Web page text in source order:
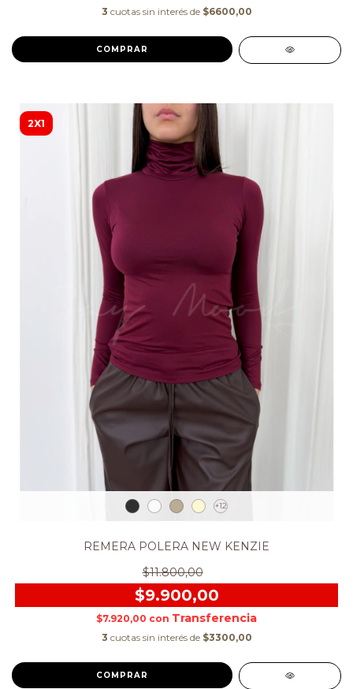
3 cuotas sin interés de $6600,00
COMPRAR
2X1
+12
REMERA POLERA NEW KENZIE
$11.800,00
$9.900,00
$7.920,00 con
3 cuotas sin interés de $3300,00
COMPRAR